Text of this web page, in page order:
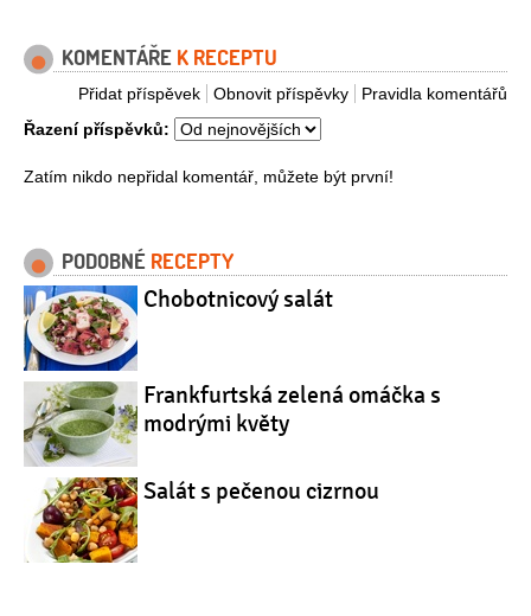
KOMENTÁŘE K RECEPTU
Pravidla komentářů
Obnovit příspěvky
Přidat příspěvek
Řazení příspěvků:
Zatím nikdo nepřidal komentář, můžete být první!
PODOBNÉ RECEPTY
Chobotnicový salát
Frankfurtská zelená omáčka s
modrými květy
Salát s pečenou cizrnou